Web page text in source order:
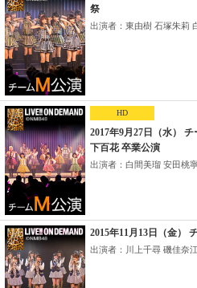
祭
出演者：東由樹 石塚朱莉
HD
2017年9月27日（水）
下百花 卒業公演
出演者：白間美瑠 安田桃寧
2015年11月13日（金）
出演者：川上千尋 磯佳奈江